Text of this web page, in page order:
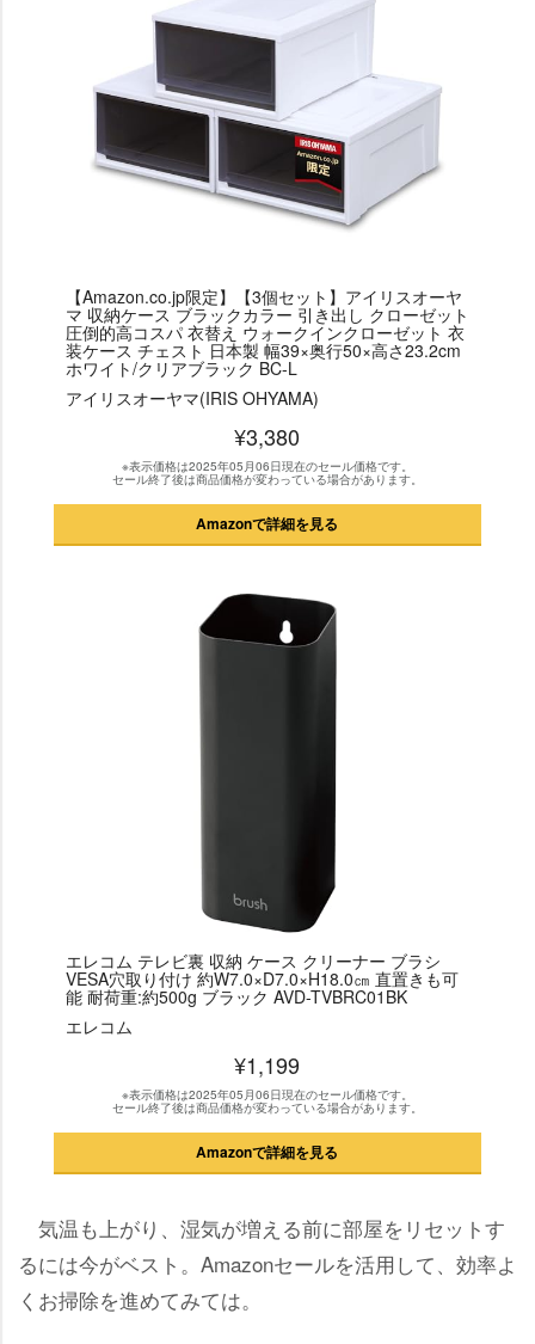
【Amazon.co.jp限定】【3個セット】アイリスオーヤ
マ 収納ケース ブラックカラー 引き出し クローゼット
圧倒的高コスパ 衣替え ウォークインクローゼット 衣
装ケース チェスト 日本製 幅39×奥行50×高さ23.2cm
ホワイト/クリアブラック BC-L
アイリスオーヤマ(IRIS OHYAMA)
¥3,380
※表示価格は2025年05月06日現在のセール価格です。
セール終了後は商品価格が変わっている場合があります。
Amazonで詳細を見る
エレコム テレビ裏 収納 ケース クリーナー ブラシ
VESA穴取り付け 約W7.0×D7.0×H18.0㎝ 直置きも可
能 耐荷重:約500g ブラック AVD-TVBRC01BK
エレコム
¥1,199
※表示価格は2025年05月06日現在のセール価格です。
セール終了後は商品価格が変わっている場合があります。
Amazonで詳細を見る
気温も上がり、湿気が増える前に部屋をリセットす
るには今がベスト。Amazonセールを活用して、効率よ
くお掃除を進めてみては。